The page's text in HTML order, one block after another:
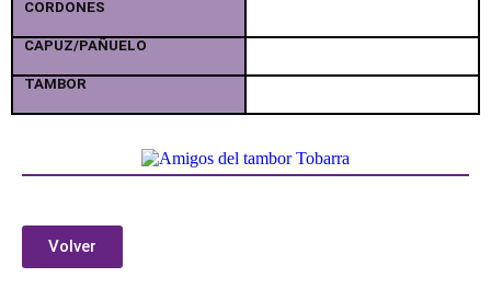
CORDONES
CAPUZ/PAÑUELO
TAMBOR
Volver